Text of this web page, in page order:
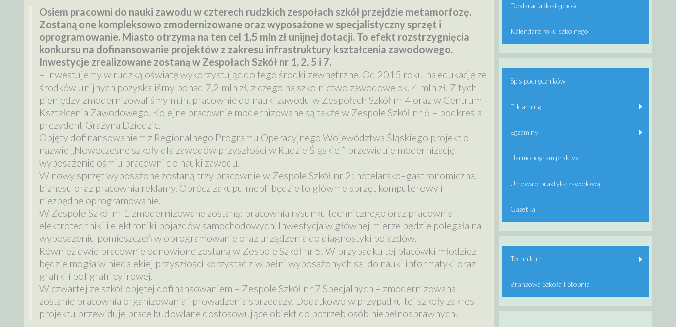
Osiem pracowni do nauki zawodu w czterech rudzkich zespołach szkół przejdzie metamorfozę.
Zostaną one kompleksowo zmodernizowane oraz wyposażone w specjalistyczny sprzęt i
oprogramowanie. Miasto otrzyma na ten cel 1,5 mln zł unijnej dotacji. To efekt rozstrzygnięcia
konkursu na dofinansowanie projektów z zakresu infrastruktury kształcenia zawodowego.
Inwestycje zrealizowane zostaną w Zespołach Szkół nr 1, 2, 5 i 7.
– Inwestujemy w rudzką oświatę wykorzystując do tego środki zewnętrzne. Od 2015 roku na edukację ze
środków unijnych pozyskaliśmy ponad 7,2 mln zł, z czego na szkolnictwo zawodowe ok. 4 mln zł. Z tych
pieniędzy zmodernizowaliśmy m.in. pracownie do nauki zawodu w Zespołach Szkół nr 4 oraz w Centrum
Kształcenia Zawodowego. Kolejne pracownie modernizowane są także w Zespole Szkół nr 6 – podkreśla
prezydent Grażyna Dziedzic.
Objęty dofinansowaniem z Regionalnego Programu Operacyjnego Województwa Śląskiego projekt o
nazwie „Nowoczesne szkoły dla zawodów przyszłości w Rudzie Śląskiej” przewiduje modernizację i
wyposażenie ośmiu pracowni do nauki zawodu.
W nowy sprzęt wyposażone zostaną trzy pracownie w Zespole Szkół nr 2: hotelarsko–gastronomiczna,
biznesu oraz pracownia reklamy. Oprócz zakupu mebli będzie to głównie sprzęt komputerowy i
niezbędne oprogramowanie.
W Zespole Szkól nr 1 zmodernizowane zostaną: pracownia rysunku technicznego oraz pracownia
elektrotechniki i elektroniki pojazdów samochodowych. Inwestycja w głównej mierze będzie polegała na
wyposażeniu pomieszczeń w oprogramowanie oraz urządzenia do diagnostyki pojazdów.
Również dwie pracownie odnowione zostaną w Zespole Szkół nr 5. W przypadku tej placówki młodzież
będzie mogła w niedalekiej przyszłości korzystać z w pełni wyposażonych sal do nauki informatyki oraz
grafiki i poligrafii cyfrowej.
W czwartej ze szkół objętej dofinansowaniem – Zespole Szkół nr 7 Specjalnych – zmodernizowana
zostanie pracownia organizowania i prowadzenia sprzedaży. Dodatkowo w przypadku tej szkoły zakres
projektu przewiduje prace budowlane dostosowujące obiekt do potrzeb osób niepełnosprawnych.
Deklaracja dostępności
Kalendarz roku szkolnego
Spis podręczników
E-learning
Egzaminy
Harmonogram praktyk
Umowa o praktykę zawodową
Gazetka
Technikum
Branżowa Szkoła I Stopnia